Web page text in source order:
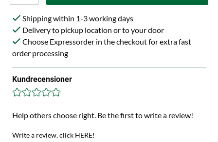
Shipping within 1-3 working days
Delivery to pickup location or to your door
Choose Expressorder in the checkout for extra fast
order processing
Kundrecensioner
Help others choose right. Be the first to write a review!
Write a review, click HERE!